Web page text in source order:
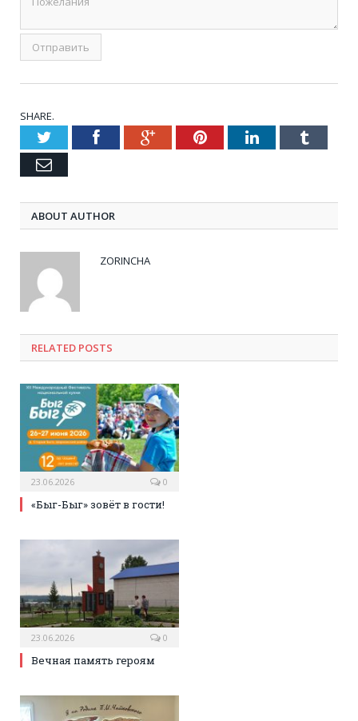
SHARE.
TwitterFacebookGoogle+PinterestLinkedInTumblr
Email
ABOUT AUTHOR
ZORINCHA
RELATED POSTS
23.06.2026 0
«Быг-Быг» зовёт в гости!
23.06.2026 0
Вечная память героям